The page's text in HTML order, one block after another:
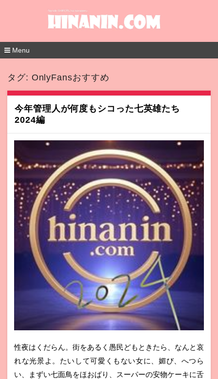
Menu
タグ: OnlyFansおすすめ
今年管理人が何度もシコった七英雄たち
2024編
性夜はくだらん。街をあるく愚民どもときたら、なんと哀
れな光景よ。たいして可愛くもない女に、媚び、へつら
い、まずい七面鳥をほおばり、スーパーの安物ケーキに舌